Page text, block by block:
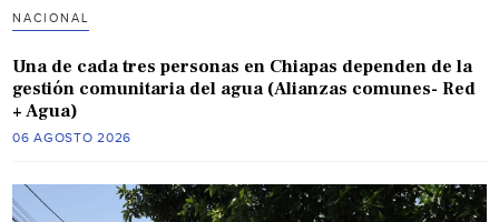
NACIONAL
Una de cada tres personas en Chiapas dependen de la
gestión comunitaria del agua (Alianzas comunes- Red
+ Agua)
06 AGOSTO 2026